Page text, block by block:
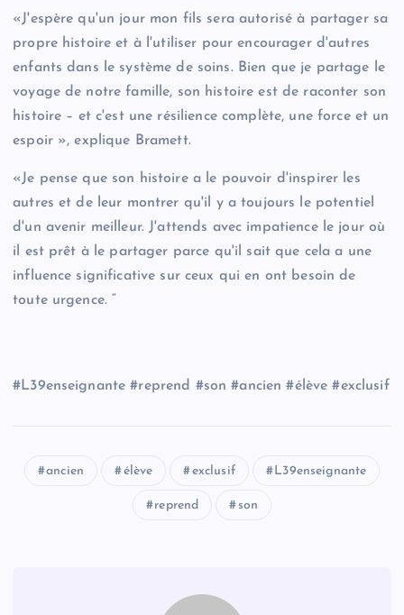
«J'espère qu'un jour mon fils sera autorisé à partager sa
propre histoire et à l'utiliser pour encourager d'autres
enfants dans le système de soins. Bien que je partage le
voyage de notre famille, son histoire est de raconter son
histoire – et c'est une résilience complète, une force et un
espoir », explique Bramett.
«Je pense que son histoire a le pouvoir d'inspirer les
autres et de leur montrer qu'il y a toujours le potentiel
d'un avenir meilleur. J'attends avec impatience le jour où
il est prêt à le partager parce qu'il sait que cela a une
influence significative sur ceux qui en ont besoin de
toute urgence. “
#L39enseignante #reprend #son #ancien #élève #exclusif
ancien élève exclusif L39enseignante
reprend son